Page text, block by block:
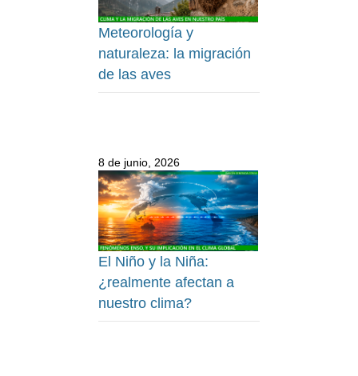
Meteorología y
naturaleza: la migración
de las aves
8 de junio, 2026
El Niño y la Niña:
¿realmente afectan a
nuestro clima?